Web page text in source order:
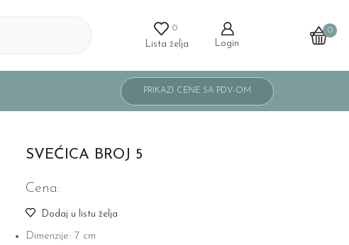
0
Lista želja Login
0
SVEĆICA BROJ 5
Cena:
Dodaj u listu želja
Dimenzije: 7 cm